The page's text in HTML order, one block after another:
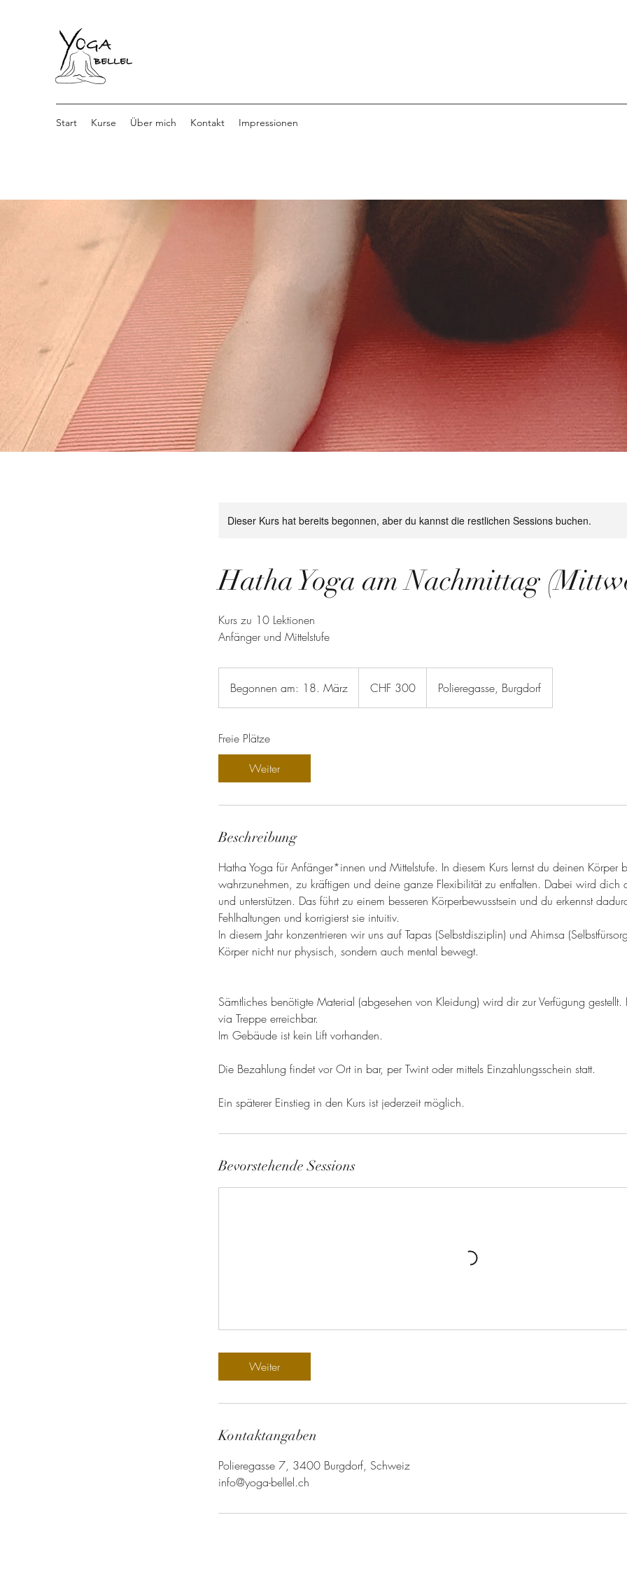
Start Kurse Über mich Kontakt Impressionen
Dieser Kurs hat bereits begonnen, aber du kannst die restlichen Sessions buchen.
Hatha Yoga am Nachmittag
Kurs zu 10 Lektionen
Anfänger und Mittelstufe
Begonnen am: 18. März
e
n
1
8
.
M
ä
r
Franken
CHF 300 Polieregasse, Burgdorf
Freie Plätze
Weiter
Beschreibung
Hatha Yoga für Anfänger*innen und Mittelstufe. In diesem Kurs lernst du deinen Körper
wahrzunehmen, zu kräftigen und deine ganze Flexibilität zu entfalten. Dabei wird dich
und unterstützen. Das führt zu einem besseren Körperbewusstsein und du erkennst
Fehlhaltungen und korrigierst sie intuitiv.
In diesem Jahr konzentrieren wir uns auf Tapas (Selbstdisziplin) und Ahimsa
Körper nicht nur physisch, sondern auch mental bewegt.
Sämtliches benötigte Material (abgesehen von Kleidung) wird dir zur Verfügung gestellt.
via Treppe erreichbar.
Im Gebäude ist kein Lift vorhanden.
Die Bezahlung findet vor Ort in bar, per Twint oder mittels Einzahlungsschein statt.
Ein späterer Einstieg in den Kurs ist jederzeit möglich.
Bevorstehende Sessions
Weiter
Kontaktangaben
Polieregasse 7, 3400 Burgdorf, Schweiz
info@yoga-bellel.ch